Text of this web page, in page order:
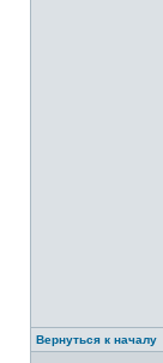
Вернуться к началу